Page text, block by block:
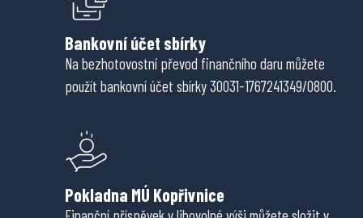
Bankovní účet sbírky
Na bezhotovostní převod finančního daru můžete
použít bankovní účet sbírky 30031-1767241349/0800.
Pokladna MÚ Kopřivnice